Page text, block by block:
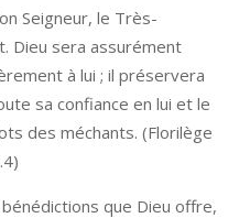
Seigneur, le Très-
Dieu sera assurément
à lui ; il préservera
sa confiance en lui et le
des méchants. (Florilège
que Dieu offre,